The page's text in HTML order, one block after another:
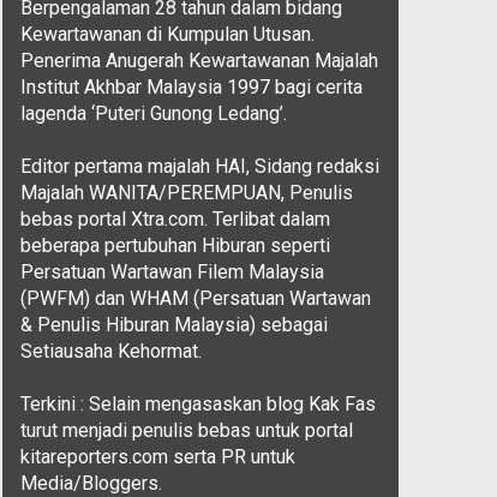
Berpengalaman 28 tahun dalam bidang
Kewartawanan di Kumpulan Utusan.
Penerima Anugerah Kewartawanan Majalah
Institut Akhbar Malaysia 1997 bagi cerita
lagenda ‘Puteri Gunong Ledang’.
Editor pertama majalah HAI, Sidang redaksi
Majalah WANITA/PEREMPUAN, Penulis
bebas portal Xtra.com. Terlibat dalam
beberapa pertubuhan Hiburan seperti
Persatuan Wartawan Filem Malaysia
(PWFM) dan WHAM (Persatuan Wartawan
& Penulis Hiburan Malaysia) sebagai
Setiausaha Kehormat.
Terkini : Selain mengasaskan blog Kak Fas
turut menjadi penulis bebas untuk portal
kitareporters.com serta PR untuk
Media/Bloggers.